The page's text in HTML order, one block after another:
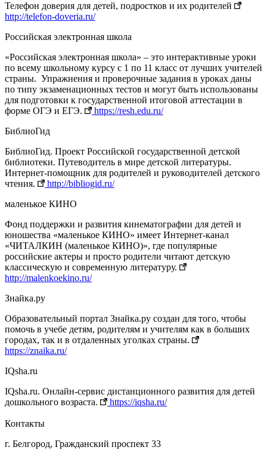
Телефон доверия для детей, подростков и их родителей
http://telefon-doveria.ru/
Российская электронная школа
«Российская электронная школа» – это интерактивные уроки
по всему школьному курсу с 1 по 11 класс от лучших учителей
страны. Упражнения и проверочные задания в уроках даны
по типу экзаменационных тестов и могут быть использованы
для подготовки к государственной итоговой аттестации в
форме ОГЭ и ЕГЭ.
https://resh.edu.ru/
БиблиоГид
БиблиоГид. Проект Российской государственной детской
библиотеки. Путеводитель в мире детской литературы.
Интернет-помощник для родителей и руководителей детского
чтения.
http://bibliogid.ru/
маленькое КИНО
Фонд поддержки и развития кинематографии для детей и
юношества «маленькое КИНО» имеет Интернет-канал
«ЧИТАЛКИН (маленькое КИНО)», где популярные
российские актеры и просто родители читают детскую
классическую и современную литературу.
http://malenkoekino.ru/
Знайка.ру
Образовательный портал Знайка.ру создан для того, чтобы
помочь в учебе детям, родителям и учителям как в больших
городах, так и в отдаленных уголках страны.
https://znaika.ru/
IQsha.ru
IQsha.ru. Онлайн-сервис дистанционного развития для детей
дошкольного возраста.
https://iqsha.ru/
Контакты
г. Белгород, Гражданский проспект 33